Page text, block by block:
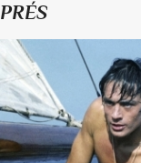
PRÉS